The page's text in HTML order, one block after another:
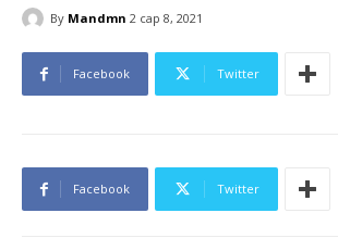
By Mandmn 2 сар 8, 2021
Facebook Twitter
Facebook Twitter